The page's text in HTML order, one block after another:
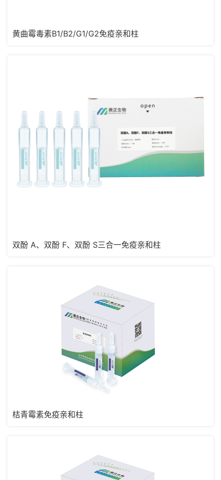
黄曲霉毒素B1/B2/G1/G2免疫亲和柱
双酚 A、双酚 F、双酚 S三合一免疫亲和柱
桔青霉素免疫亲和柱